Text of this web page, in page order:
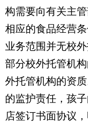
构需要向有关主
相应的食品经营
业务范围并无校
部分校外托管机
外托管机构的资
的监护责任，孩
店签订书面协议